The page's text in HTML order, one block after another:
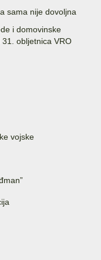
sama nije dovoljna
i domovinske
obljetnica VRO
vojske